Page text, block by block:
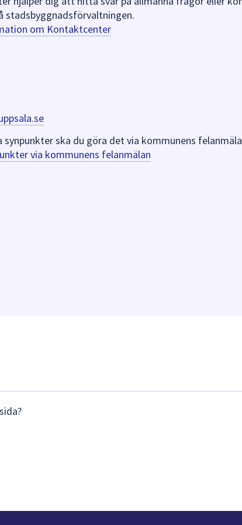
stadsbyggnadsförvaltningen.
om Kontaktcenter
ska du göra det via kommunens
via kommunens felanmälan